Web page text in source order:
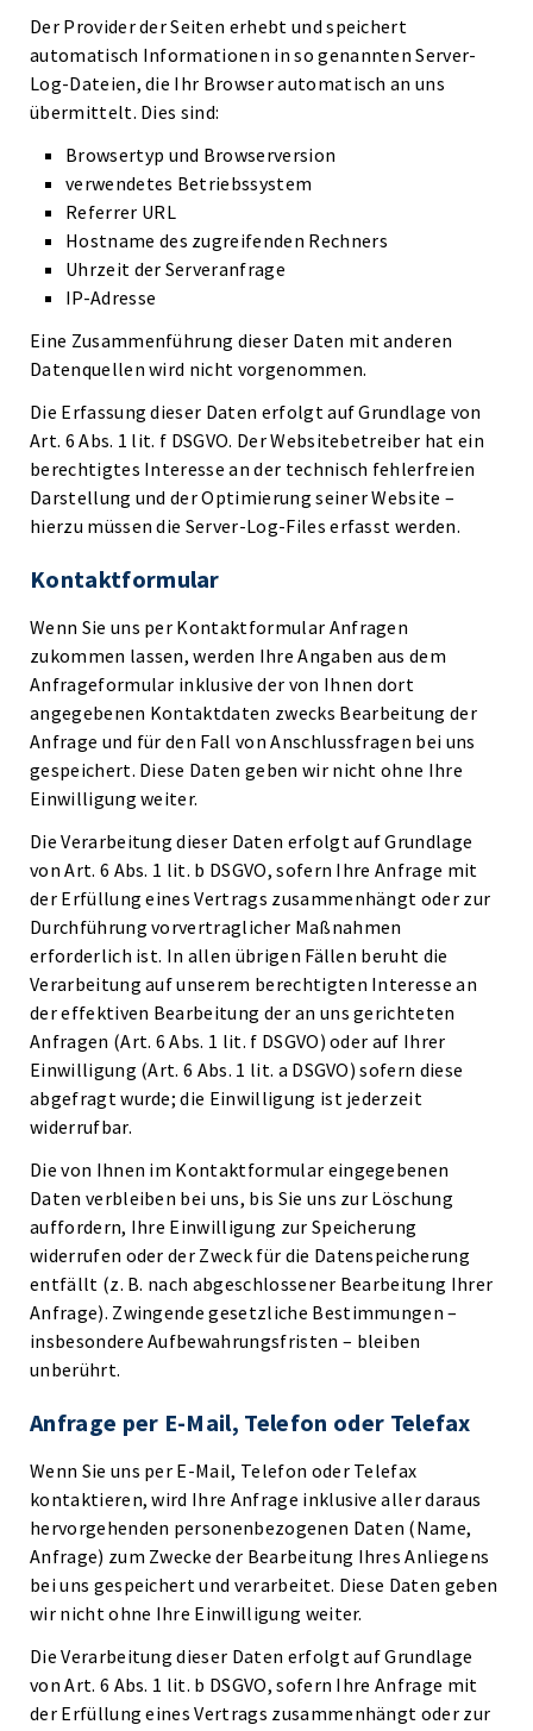
Der Provider der Seiten erhebt und speichert
automatisch Informationen in so genannten Server-
Log-Dateien, die Ihr Browser automatisch an uns
übermittelt. Dies sind:
Browsertyp und Browserversion
verwendetes Betriebssystem
Referrer URL
Hostname des zugreifenden Rechners
Uhrzeit der Serveranfrage
IP-Adresse
Eine Zusammenführung dieser Daten mit anderen
Datenquellen wird nicht vorgenommen.
Die Erfassung dieser Daten erfolgt auf Grundlage von
Art. 6 Abs. 1 lit. f DSGVO. Der Websitebetreiber hat ein
berechtigtes Interesse an der technisch fehlerfreien
Darstellung und der Optimierung seiner Website –
hierzu müssen die Server-Log-Files erfasst werden.
Kontaktformular
Wenn Sie uns per Kontaktformular Anfragen
zukommen lassen, werden Ihre Angaben aus dem
Anfrageformular inklusive der von Ihnen dort
angegebenen Kontaktdaten zwecks Bearbeitung der
Anfrage und für den Fall von Anschlussfragen bei uns
gespeichert. Diese Daten geben wir nicht ohne Ihre
Einwilligung weiter.
Die Verarbeitung dieser Daten erfolgt auf Grundlage
von Art. 6 Abs. 1 lit. b DSGVO, sofern Ihre Anfrage mit
der Erfüllung eines Vertrags zusammenhängt oder zur
Durchführung vorvertraglicher Maßnahmen
erforderlich ist. In allen übrigen Fällen beruht die
Verarbeitung auf unserem berechtigten Interesse an
der effektiven Bearbeitung der an uns gerichteten
Anfragen (Art. 6 Abs. 1 lit. f DSGVO) oder auf Ihrer
Einwilligung (Art. 6 Abs. 1 lit. a DSGVO) sofern diese
abgefragt wurde; die Einwilligung ist jederzeit
widerrufbar.
Die von Ihnen im Kontaktformular eingegebenen
Daten verbleiben bei uns, bis Sie uns zur Löschung
auffordern, Ihre Einwilligung zur Speicherung
widerrufen oder der Zweck für die Datenspeicherung
entfällt (z. B. nach abgeschlossener Bearbeitung Ihrer
Anfrage). Zwingende gesetzliche Bestimmungen –
insbesondere Aufbewahrungsfristen – bleiben
unberührt.
Anfrage per E-Mail, Telefon oder Telefax
Wenn Sie uns per E-Mail, Telefon oder Telefax
kontaktieren, wird Ihre Anfrage inklusive aller daraus
hervorgehenden personenbezogenen Daten (Name,
Anfrage) zum Zwecke der Bearbeitung Ihres Anliegens
bei uns gespeichert und verarbeitet. Diese Daten geben
wir nicht ohne Ihre Einwilligung weiter.
Die Verarbeitung dieser Daten erfolgt auf Grundlage
von Art. 6 Abs. 1 lit. b DSGVO, sofern Ihre Anfrage mit
der Erfüllung eines Vertrags zusammenhängt oder zur